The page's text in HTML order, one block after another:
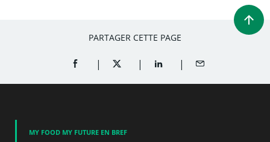
PARTAGER CETTE PAGE
PARTAGER SUR FACEBOOK (OUVRE UNE
PARTAGER SUR X (OUVRE UNE
PARTAGER SUR LINKEDIN
PARTAGER PAR
MY FOOD MY FUTURE EN BREF